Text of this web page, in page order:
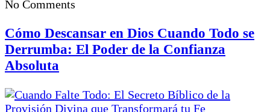
No Comments
Cómo Descansar en Dios Cuando Todo se
Derrumba: El Poder de la Confianza
Absoluta